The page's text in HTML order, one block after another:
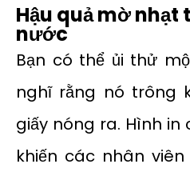
Hậu quả mờ
nước
Bạn có thể ủi thử
nghĩ rằng nó trông
giấy nóng ra. Hình in
khiến các nhân